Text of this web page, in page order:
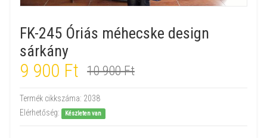
FK-245 Óriás méhecske design
sárkány
9 900 Ft 10 900 Ft
Termék cikkszáma: 2038
Elérhetőség:
Készleten van